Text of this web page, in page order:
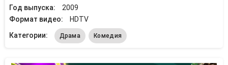
Год выпуска:
2009
Формат видео:
HDTV
Категории:
Драма Комедия